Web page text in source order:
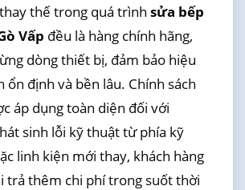
thế trong quá trình sửa bếp
Vấp đều là hàng chính hãng,
dòng thiết bị, đảm bảo hiệu
ổn định và bền lâu. Chính sách
áp dụng toàn diện đối với
sinh lỗi kỹ thuật từ phía kỹ
linh kiện mới thay, khách hàng
trả thêm chi phí trong suốt thời